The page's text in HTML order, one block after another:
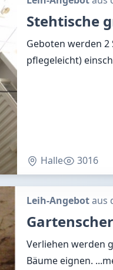
Stehtische
Geboten werden
pflegeleicht)
Halle 3016
Leih-Angebotaus
Verliehen werden
Bäume eignen.